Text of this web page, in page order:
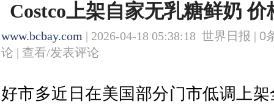
Costco上架自家无乳糖鲜奶
www.bcbay.com | 2026-04-18 05:38:18 世界日报 | 0
论 | 查看/发表评论
好市多近日在美国部分门市低调上